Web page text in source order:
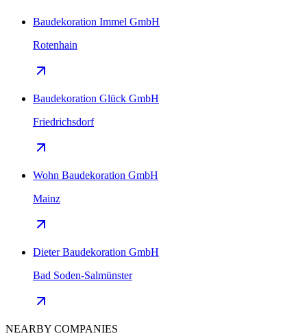
Baudekoration Immel GmbH
Rotenhain
Baudekoration Glück GmbH
Friedrichsdorf
Wohn Baudekoration GmbH
Mainz
Dieter Baudekoration GmbH
Bad Soden-Salmünster
NEARBY COMPANIES